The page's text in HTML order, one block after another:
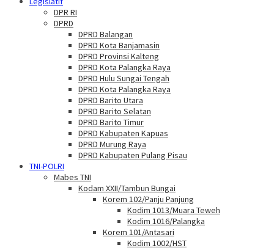
DPR RI
DPRD
DPRD Balangan
DPRD Kota Banjamasin
DPRD Provinsi Kalteng
DPRD Kota Palangka Raya
DPRD Hulu Sungai Tengah
DPRD Kota Palangka Raya
DPRD Barito Utara
DPRD Barito Selatan
DPRD Barito Timur
DPRD Kabupaten Kapuas
DPRD Murung Raya
DPRD Kabupaten Pulang Pisau
TNI-POLRI
Mabes TNI
Kodam XXII/Tambun Bungai
Korem 102/Panju Panjung
Kodim 1013/Muara Teweh
Kodim 1016/Palangka
Korem 101/Antasari
Kodim 1002/HST